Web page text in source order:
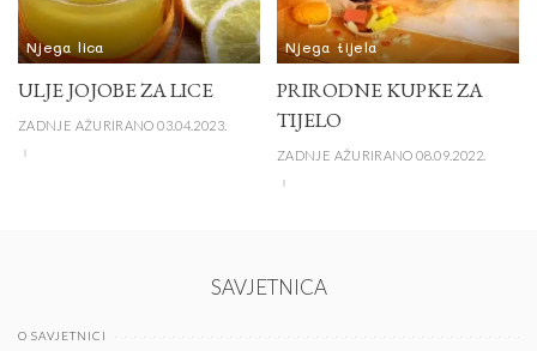
Njega lica
ULJE JOJOBE ZA LICE
ZADNJE AŽURIRANO 03.04.2023.
Njega tijela
PRIRODNE KUPKE ZA
TIJELO
ZADNJE AŽURIRANO 08.09.2022.
SAVJETNICA
O SAVJETNICI